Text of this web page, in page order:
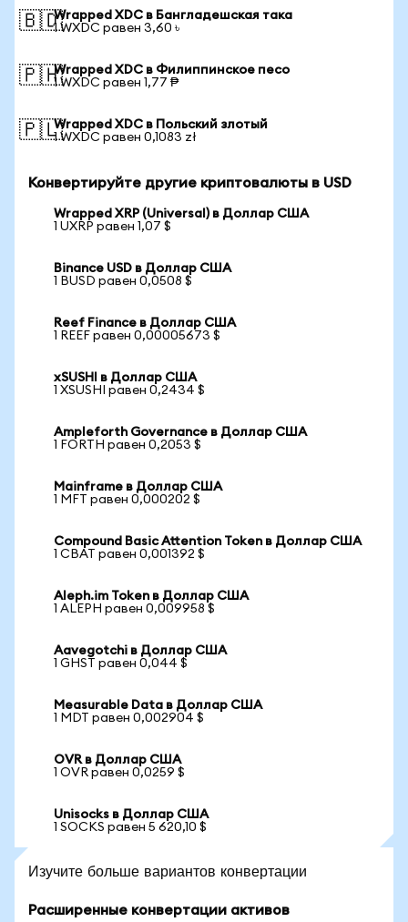
🇧🇩Wrapped XDC в Бангладешская така
1 WXDC равен 3,60 ৳
🇵🇭Wrapped XDC в Филиппинское песо
1 WXDC равен 1,77 ₱
🇵🇱Wrapped XDC в Польский злотый
1 WXDC равен 0,1083 zł
Конвертируйте другие криптовалюты в USD
Wrapped XRP (Universal) в Доллар США
1 UXRP равен 1,07 $
Binance USD в Доллар США
1 BUSD равен 0,0508 $
Reef Finance в Доллар США
1 REEF равен 0,00005673 $
xSUSHI в Доллар США
1 XSUSHI равен 0,2434 $
Ampleforth Governance в Доллар США
1 FORTH равен 0,2053 $
Mainframe в Доллар США
1 MFT равен 0,000202 $
Compound Basic Attention Token в Доллар США
1 CBAT равен 0,001392 $
Aleph.im Token в Доллар США
1 ALEPH равен 0,009958 $
Aavegotchi в Доллар США
1 GHST равен 0,044 $
Measurable Data в Доллар США
1 MDT равен 0,002904 $
OVR в Доллар США
1 OVR равен 0,0259 $
Unisocks в Доллар США
1 SOCKS равен 5 620,10 $
Изучите больше вариантов конвертации
Расширенные конвертации активов